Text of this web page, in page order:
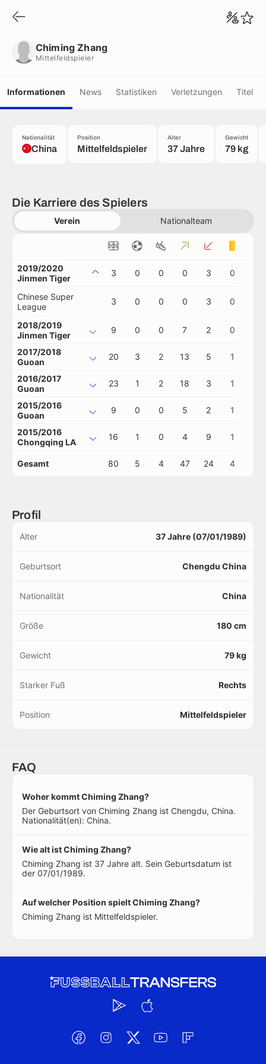
Chiming Zhang
Mittelfeldspieler
Informationen News Statistiken Verletzungen Titel
Nationalität
China
Position
Mittelfeldspieler
Alter
37 Jahre
Gewicht
79 kg
Die Karriere des Spielers
Verein Nationalteam
2019/2020
Jinmen Tiger
3 0 0 0 3 0
Chinese Super
League
3 0 0 0 3 0
2018/2019
Jinmen Tiger
9 0 0 7 2 0
2017/2018
Guoan
20 3 2 13 5 1
2016/2017
Guoan
23 1 2 18 3 1
2015/2016
Guoan
9 0 0 5 2 1
2015/2016
Chongqing LA
16 1 0 4 9 1
Gesamt 80 5 4 47 24 4
Profil
Alter 37 Jahre (07/01/1989)
Geburtsort Chengdu China
Nationalität China
Größe 180 cm
Gewicht 79 kg
Starker Fuß Rechts
Position Mittelfeldspieler
FAQ
Woher kommt Chiming Zhang?
Der Geburtsort von Chiming Zhang ist Chengdu, China.
Nationalität(en): China.
Wie alt ist Chiming Zhang?
Chiming Zhang ist 37 Jahre alt. Sein Geburtsdatum ist
der 07/01/1989.
Auf welcher Position spielt Chiming Zhang?
Chiming Zhang ist Mittelfeldspieler.